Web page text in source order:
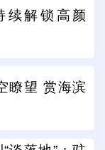
续解锁高颜
瞭望 赏海滨